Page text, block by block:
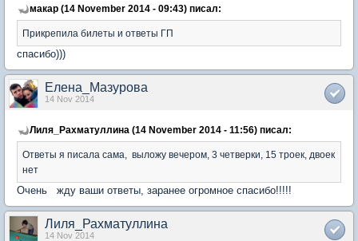
макар (14 November 2014 - 09:43) писал:
Прикрепила билеты и ответы ГП
спасибо)))
Елена_Мазурова
14 Nov 2014
Лиля_Рахматуллина (14 November 2014 - 11:56) писал:
Ответы я писала сама, выложу вечером, 3 четверки, 15 троек, двоек
нет
Очень жду ваши ответы, заранее огромное спасибо!!!!!
Лиля_Рахматуллина
14 Nov 2014